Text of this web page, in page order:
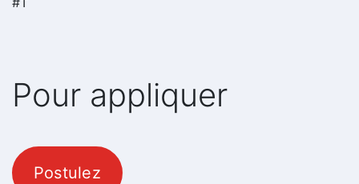
Pour appliquer
Postulez